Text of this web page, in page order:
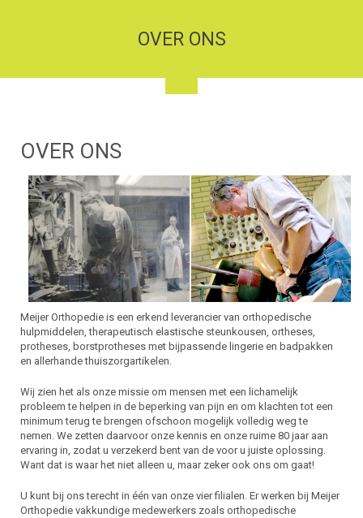
OVER ONS
OVER ONS
Meijer Orthopedie is een erkend leverancier van orthopedische
hulpmiddelen, therapeutisch elastische steunkousen, ortheses,
protheses, borstprotheses met bijpassende lingerie en badpakken
en allerhande thuiszorgartikelen.
Wij zien het als onze missie om mensen met een lichamelijk
probleem te helpen in de beperking van pijn en om klachten tot een
minimum terug te brengen ofschoon mogelijk volledig weg te
nemen. We zetten daarvoor onze kennis en onze ruime 80 jaar aan
ervaring in, zodat u verzekerd bent van de voor u juiste oplossing.
Want dat is waar het niet alleen u, maar zeker ook ons om gaat!
U kunt bij ons terecht in één van onze vier filialen. Er werken bij Meijer
Orthopedie vakkundige medewerkers zoals orthopedische